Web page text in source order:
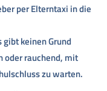
per Elterntaxi in die
keinen Grund
oder rauchend, mit
zu warten.